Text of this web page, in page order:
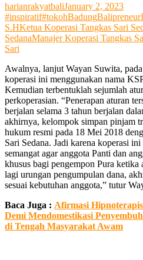
harianrakyatbaliJanuary 2, 2023
#inspiratif#tokohBadungBalipreneur
S.HKetua Koperasi Tangkas Sari
SedanaManajer Koperasi Tangkas
Sari
Awalnya, lanjut Wayan Suwita,
koperasi ini menggunakan nama
Kemudian terbentuklah sejumlah
perkoperasian. “Penerapan aturan
berjalan selama 3 tahun berjalan
akhirnya, kelompok simpan pinjam
hukum resmi pada 18 Mei 2018
Sari Sedana. Jadi karena koperasi
semangat agar anggota Panti dan
khusus bagi pengempon Pura ketika
lagi urungan pengumpulan dana,
sesuai kebutuhan anggota,” tutur
Baca Juga : Afirmasi
Demi Mendomestikasi
di Tengah Masyarakat Awam